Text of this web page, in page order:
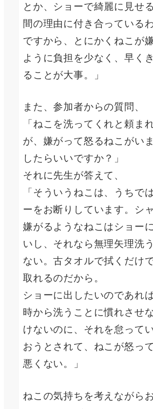
とか、ショーで綺麗に見せ
間の理由に付き合っている
ですから、とにかくねこが
ように負担を少なく、早く
ることが大事。」
また、参加者からの質問、
「ねこを洗ってくれと頼ま
が、嫌がって怒るねこがい
したらいいですか？」
それに先生が答えて、
「そういうねこは、うちで
ーをお断りしています。シ
嫌がるようなねこはショー
いし、それなら無理矢理洗
ない。古タオルで拭くだけ
取れるのだから。
ショーに出したいのであれ
時から洗うことに慣れさせ
けないのに、それを怠って
おうとされて、ねこが怒っ
悪くない。」
ねこの気持ちを考えながら